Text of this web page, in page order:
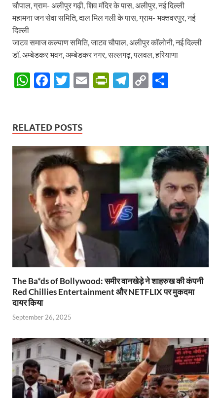
चौपाल, ग्राम- अलीपुर गढ़ी, शिव मंदिर के पास, अलीपुर, नई दिल्ली
महामना जन सेवा समिति, दाल मिल गली के पास, ग्राम- भक्तवरपुर, नई
दिल्ली
जाटव समाज कल्याण समिति, जाटव चौपाल, अलीपुर कॉलोनी, नई दिल्ली
डॉ. अम्बेडकर भवन, अम्बेडकर नगर, सल्लगढ़, पलवल, हरियाणा
W
s
A
p
p
F
b
o
o
k
T
er
E
P
ie
n
dl
y
T
a
m
C
Li
n
k
RELATED POSTS
The Ba*ds of Bollywood: समीर वानखेड़े ने शाहरुख की कंपनी
Red Chillies Entertainment और NETFLIX पर मुकदमा
दायर किया
September 26, 2025